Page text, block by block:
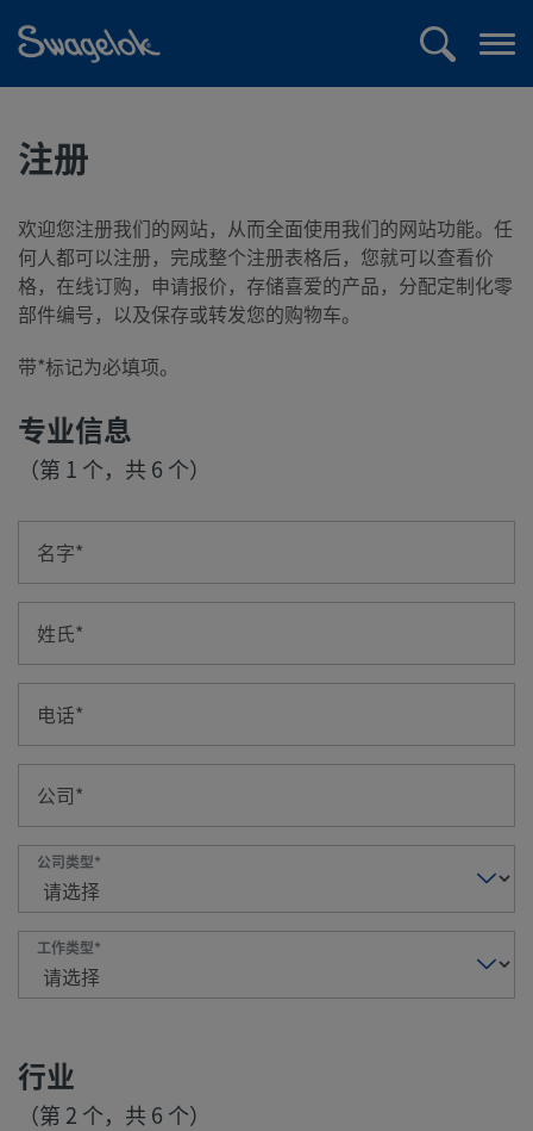
注册
欢迎您注册我们的网站，从而全面使用我们的网站功能。任
何人都可以注册，完成整个注册表格后，您就可以查看价
格，在线订购，申请报价，存储喜爱的产品，分配定制化零
部件编号，以及保存或转发您的购物车。
带*标记为必填项。
专业信息
（第 1 个，共 6 个）
名字
姓氏
电话
公司
公司类型
工作类型
行业
（第 2 个，共 6 个）